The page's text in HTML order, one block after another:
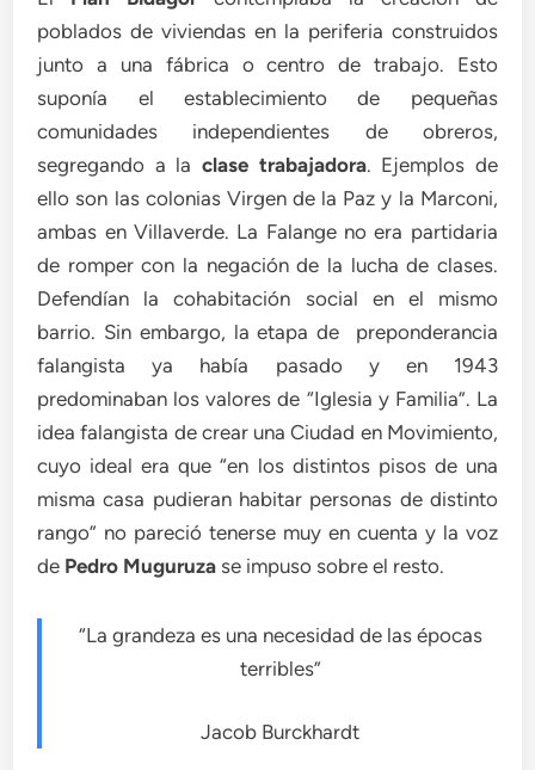
poblados de viviendas en la periferia construidos
junto a una fábrica o centro de trabajo. Esto
suponía el establecimiento de pequeñas
comunidades independientes de obreros,
segregando a la clase trabajadora. Ejemplos de
ello son las colonias Virgen de la Paz y la Marconi,
ambas en Villaverde. La Falange no era partidaria
de romper con la negación de la lucha de clases.
Defendían la cohabitación social en el mismo
barrio. Sin embargo, la etapa de preponderancia
falangista ya había pasado y en 1943
predominaban los valores de “Iglesia y Familia”. La
idea falangista de crear una Ciudad en Movimiento,
cuyo ideal era que “en los distintos pisos de una
misma casa pudieran habitar personas de distinto
rango” no pareció tenerse muy en cuenta y la voz
de Pedro Muguruza se impuso sobre el resto.
“La grandeza es una necesidad de las épocas
terribles”
Jacob Burckhardt